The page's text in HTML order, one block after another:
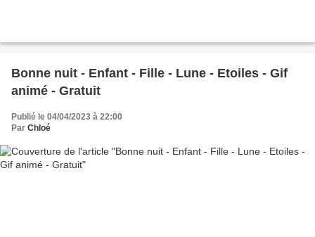
Bonne nuit - Enfant - Fille - Lune - Etoiles - Gif
animé - Gratuit
Publié le 04/04/2023 à 22:00
Par Chloé